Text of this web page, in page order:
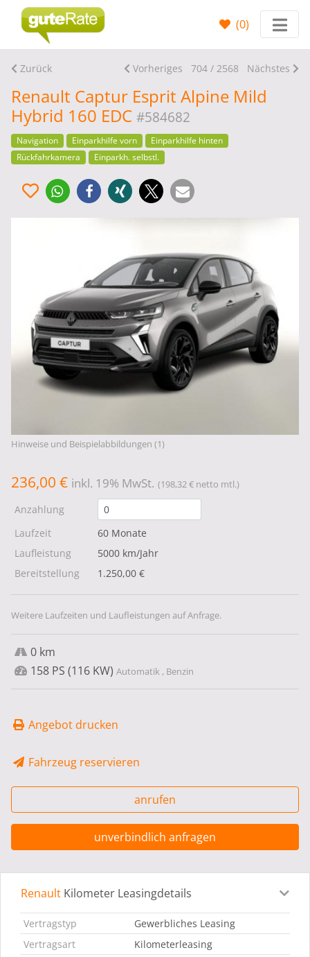
(0)
Zurück Vorheriges 704 / 2568 Nächstes
Renault Captur Esprit Alpine Mild
Hybrid 160 EDC #584682
Navigation Einparkhilfe vorn
Einparkhilfe hinten
Rückfahrkamera
Einparkh. selbstl.
Hinweise und Beispielabbildungen (1)
236,00 € inkl. 19% MwSt. (198,32 € netto mtl.)
Anzahlung
Laufzeit
60 Monate
Laufleistung
5000 km/Jahr
Bereitstellung
1.250,00 €
Weitere Laufzeiten und Laufleistungen auf Anfrage.
0 km
158 PS (116 KW) Automatik , Benzin
Angebot drucken
Fahrzeug reservieren
anrufen
unverbindlich anfragen
Leasingdetails Fahrzeugdetails
Renault Kilometer Leasingdetails
Vertragstyp
Gewerbliches Leasing
Vertragsart
Kilometerleasing